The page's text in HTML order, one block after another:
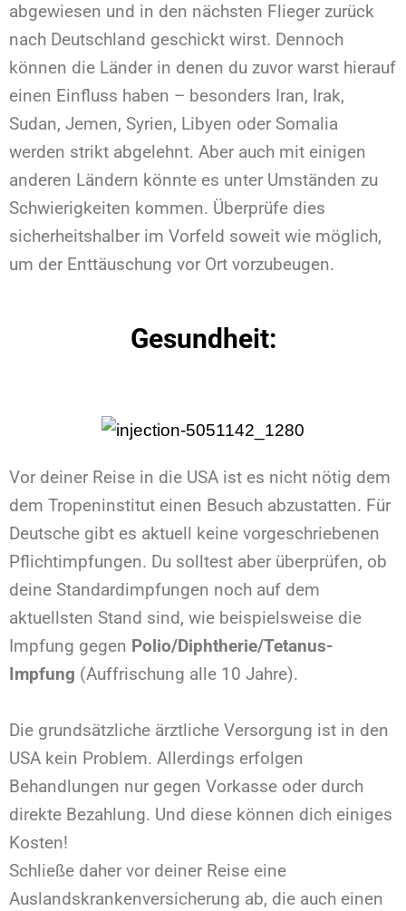
abgewiesen und in den nächsten Flieger zurück
nach Deutschland geschickt wirst. Dennoch
können die Länder in denen du zuvor warst hierauf
einen Einfluss haben – besonders Iran, Irak,
Sudan, Jemen, Syrien, Libyen oder Somalia
werden strikt abgelehnt. Aber auch mit einigen
anderen Ländern könnte es unter Umständen zu
Schwierigkeiten kommen. Überprüfe dies
sicherheitshalber im Vorfeld soweit wie möglich,
um der Enttäuschung vor Ort vorzubeugen.
Gesundheit:
Vor deiner Reise in die USA ist es nicht nötig dem
dem Tropeninstitut einen Besuch abzustatten. Für
Deutsche gibt es aktuell keine vorgeschriebenen
Pflichtimpfungen. Du solltest aber überprüfen, ob
deine Standardimpfungen noch auf dem
aktuellsten Stand sind, wie beispielsweise die
Impfung gegen Polio/Diphtherie/Tetanus-
Impfung (Auffrischung alle 10 Jahre).
Die grundsätzliche ärztliche Versorgung ist in den
USA kein Problem. Allerdings erfolgen
Behandlungen nur gegen Vorkasse oder durch
direkte Bezahlung. Und diese können dich einiges
Kosten!
Schließe daher vor deiner Reise eine
Auslandskrankenversicherung ab, die auch einen